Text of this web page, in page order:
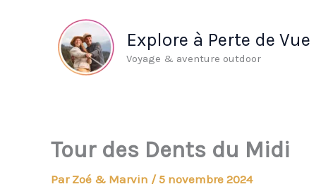
Explore à Perte de Vue
Voyage & aventure outdoor
Tour des Dents du Midi
Par Zoé & Marvin /5 novembre 2024